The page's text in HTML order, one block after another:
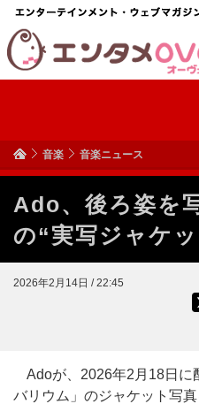
音楽 音楽ニュース
Ado、後ろ姿を
の“実写ジャケ
2026年2月14日 / 22:45
Adoが、2026年2月18日に
バリウム」のジャケット写真